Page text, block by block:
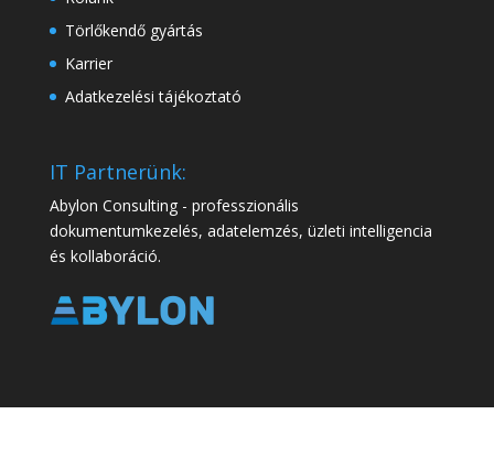
Törlőkendő gyártás
Karrier
Adatkezelési tájékoztató
IT Partnerünk:
Abylon Consulting - professzionális
dokumentumkezelés, adatelemzés, üzleti intelligencia
és kollaboráció.